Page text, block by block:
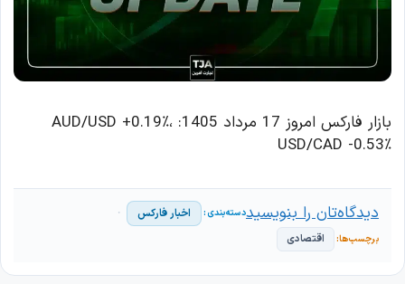
بازار فارکس امروز 17 مرداد 1405: AUD/USD +0.19٪،
USD/CAD -0.53٪
اخبار فارکس
اقتصادی
دیدگاه‌تان را بنویسید